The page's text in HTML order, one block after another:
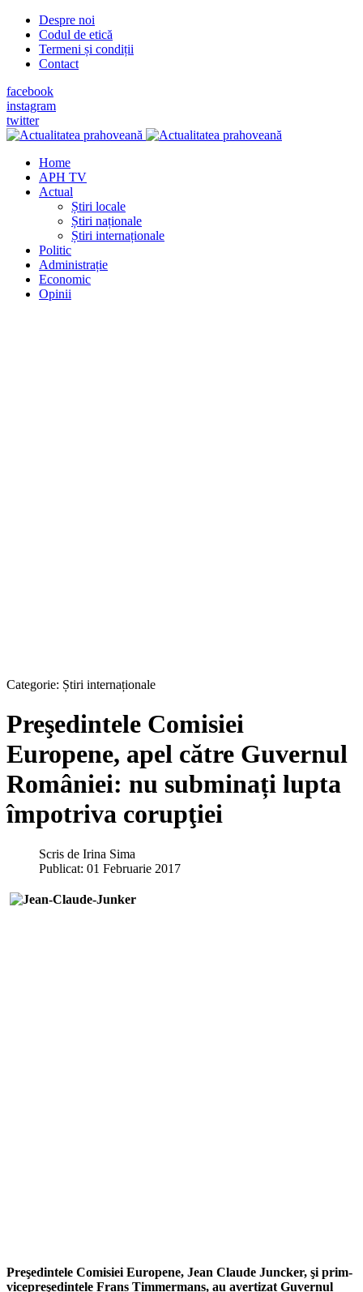
Despre noi
Codul de etică
Termeni și condiții
Contact
facebook
instagram
twitter
Home
APH TV
Actual
Știri locale
Știri naționale
Știri internaționale
Politic
Administrație
Economic
Opinii
Categorie: Știri internaționale
Preşedintele Comisiei
Europene, apel către Guvernul
României: nu subminați lupta
împotriva corupţiei
Scris de Irina Sima
Publicat: 01 Februarie 2017
Preşedintele Comisiei Europene, Jean Claude Juncker, şi prim-
vicepreşedintele Frans Timmermans, au avertizat Guvernul